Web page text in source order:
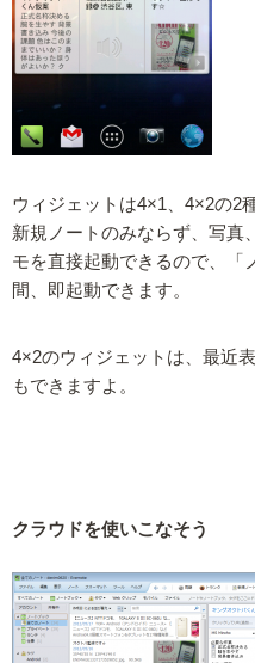
ウィジェットは4×1、4×2の2
新規ノートのみならず、写真
モを直接起動できるので、「
間、即起動できます。
4×2のウィジェットは、最近
もできますよ。
クラウドを使いこなそう